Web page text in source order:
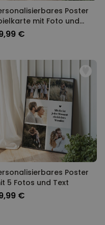
Poster
mit Foto und
€
Poster
5 Fotos und Text
€